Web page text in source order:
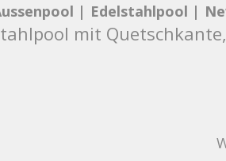
| Edelstahlpool |
mit